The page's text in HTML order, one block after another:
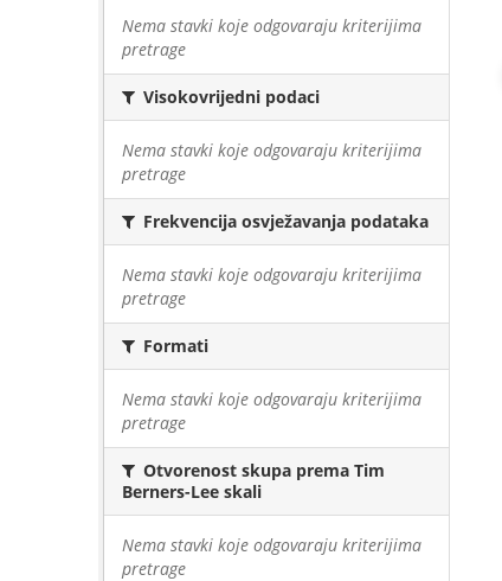
Nema stavki koje odgovaraju kriterijima
pretrage
Visokovrijedni podaci
Nema stavki koje odgovaraju kriterijima
pretrage
Frekvencija osvježavanja podataka
Nema stavki koje odgovaraju kriterijima
pretrage
Formati
Nema stavki koje odgovaraju kriterijima
pretrage
Otvorenost skupa prema Tim
Berners-Lee skali
Nema stavki koje odgovaraju kriterijima
pretrage